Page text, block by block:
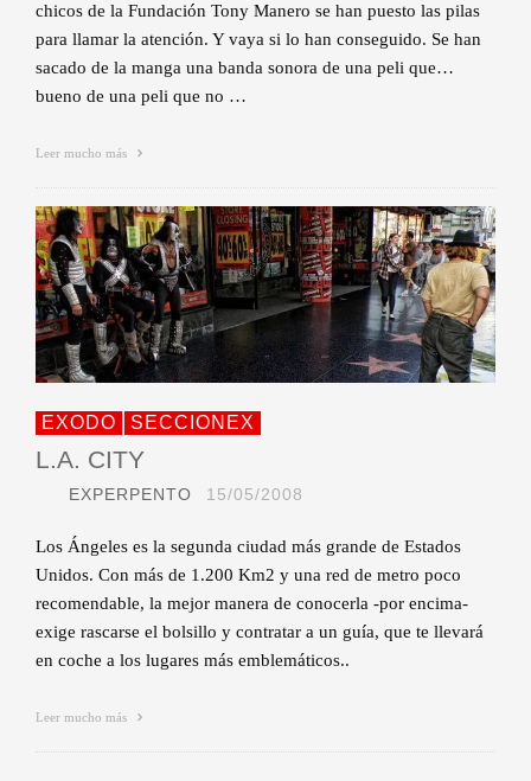
chicos de la Fundación Tony Manero se han puesto las pilas
para llamar la atención. Y vaya si lo han conseguido. Se han
sacado de la manga una banda sonora de una peli que…
bueno de una peli que no …
Leer mucho más
EXODO SECCIONEX
L.A. CITY
EXPERPENTO 15/05/2008
Los Ángeles es la segunda ciudad más grande de Estados
Unidos. Con más de 1.200 Km2 y una red de metro poco
recomendable, la mejor manera de conocerla -por encima-
exige rascarse el bolsillo y contratar a un guía, que te llevará
en coche a los lugares más emblemáticos..
Leer mucho más